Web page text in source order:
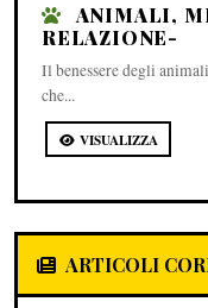
ANIMALI,
RELAZIONE-
Il benessere degli
che...
VISUALIZZA
ARTICOLI